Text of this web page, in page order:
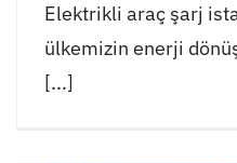
Elektrikli araç şarj
ülkemizin enerji
[...]